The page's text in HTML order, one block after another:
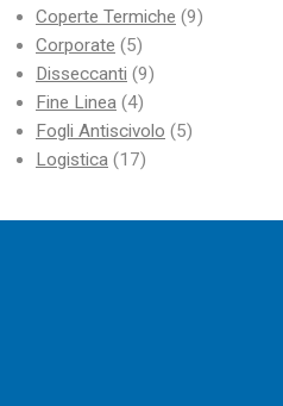
Coperte Termiche (9)
Corporate (5)
Disseccanti (9)
Fine Linea (4)
Fogli Antiscivolo (5)
Logistica (17)